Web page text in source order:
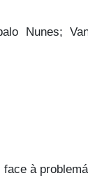
Nunes;
à